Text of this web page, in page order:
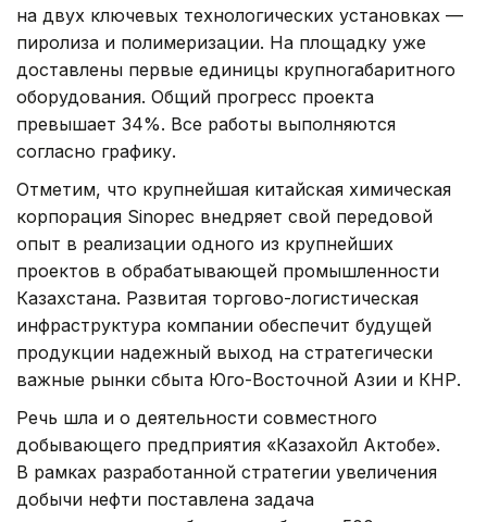
на двух ключевых технологических установках —
пиролиза и полимеризации. На площадку уже
доставлены первые единицы крупногабаритного
оборудования. Общий прогресс проекта
превышает 34%. Все работы выполняются
согласно графику.
Отметим, что крупнейшая китайская химическая
корпорация Sinopec внедряет свой передовой
опыт в реализации одного из крупнейших
проектов в обрабатывающей промышленности
Казахстана. Развитая торгово-логистическая
инфраструктура компании обеспечит будущей
продукции надежный выход на стратегически
важные рынки сбыта Юго-Восточной Азии и КНР.
Речь шла и о деятельности совместного
добывающего предприятия «Казахойл Актобе».
В рамках разработанной стратегии увеличения
добычи нефти поставлена задача